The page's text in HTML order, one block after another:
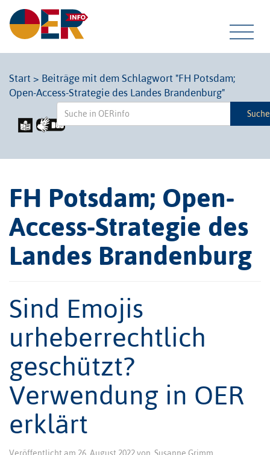
Start > Beiträge mit dem Schlagwort "FH Potsdam;
Open-Access-Strategie des Landes Brandenburg"
FH Potsdam; Open-
Access-Strategie des
Landes Brandenburg
Sind Emojis
urheberrechtlich
geschützt?
Verwendung in OER
erklärt